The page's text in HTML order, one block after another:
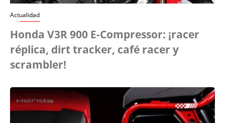
Actualidad
Honda V3R 900 E-Compressor: ¡racer
réplica, dirt tracker, café racer y
scrambler!